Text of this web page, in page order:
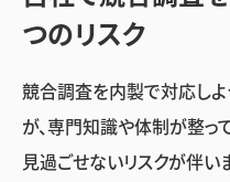
つのリスク
競合調査を内製で対応しよ
が、専門知識や体制が整っ
見過ごせないリスクが伴い